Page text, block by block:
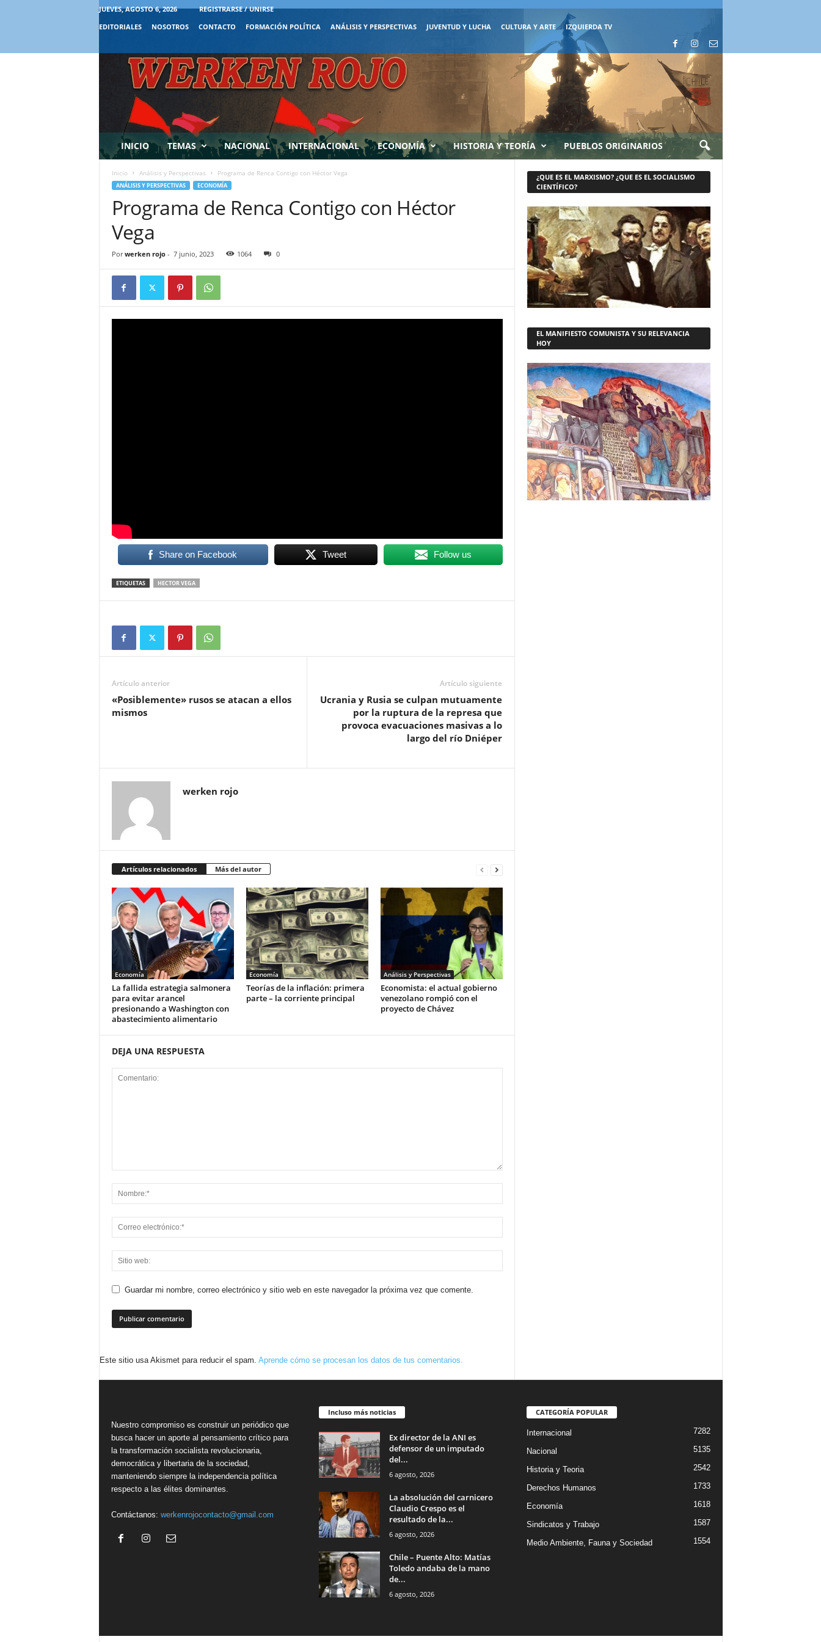
JUEVES, AGOSTO 6, 2026
REGISTRARSE / UNIRSE
EDITORIALES
NOSOTROS CONTACTO FORMACIÓN POLÍTICA ANÁLISIS Y PERSPECTIVAS JUVENTUD Y LUCHA CULTURA Y ARTE IZQUIERDA TV
INICIO TEMAS NACIONAL INTERNACIONAL ECONOMÍA HISTORIA Y TEORÍA PUEBLOS ORIGINARIOS
Inicio Análisis y Perspectivas Programa de Renca Contigo con Héctor Vega
ANÁLISIS Y PERSPECTIVAS ECONOMÍA
Programa de Renca Contigo con Héctor
Vega
Por werken rojo- 7 junio, 2023 1064 0
Share on Facebook Tweet Follow us
ETIQUETAS HECTOR VEGA
Artículo anterior
«Posiblemente» rusos se atacan a ellos
mismos
Artículo siguiente
Ucrania y Rusia se culpan mutuamente
por la ruptura de la represa que
provoca evacuaciones masivas a lo
largo del río Dniéper
werken rojo
Artículos relacionados Más del autor
Economía
La fallida estrategia salmonera
para evitar arancel
presionando a Washington con
abastecimiento alimentario
Economía
Teorías de la inflación: primera
parte – la corriente principal
Análisis y Perspectivas
Economista: el actual gobierno
venezolano rompió con el
proyecto de Chávez
DEJA UNA RESPUESTA
Guardar mi nombre, correo electrónico y sitio web en este navegador la próxima vez que comente.
Este sitio usa Akismet para reducir el spam. Aprende cómo se procesan los datos de tus comentarios.
¿QUE ES EL MARXISMO? ¿QUE ES EL SOCIALISMO
CIENTÍFICO?
EL MANIFIESTO COMUNISTA Y SU RELEVANCIA
HOY
Nuestro compromiso es construir un periódico que
busca hacer un aporte al pensamiento crítico para
la transformación socialista revolucionaria,
democrática y libertaria de la sociedad,
manteniendo siempre la independencia política
respecto a las élites dominantes.
Contáctanos: werkenrojocontacto@gmail.com
Incluso más noticias
Ex director de la ANI es
defensor de un imputado
del...
6 agosto, 2026
La absolución del carnicero
Claudio Crespo es el
resultado de la...
6 agosto, 2026
Chile – Puente Alto: Matías
Toledo andaba de la mano
de...
6 agosto, 2026
CATEGORÍA POPULAR
Internacional 7282
Nacional 5135
Historia y Teoria 2542
Derechos Humanos 1733
Economía 1618
Sindicatos y Trabajo 1587
Medio Ambiente, Fauna y Sociedad 1554